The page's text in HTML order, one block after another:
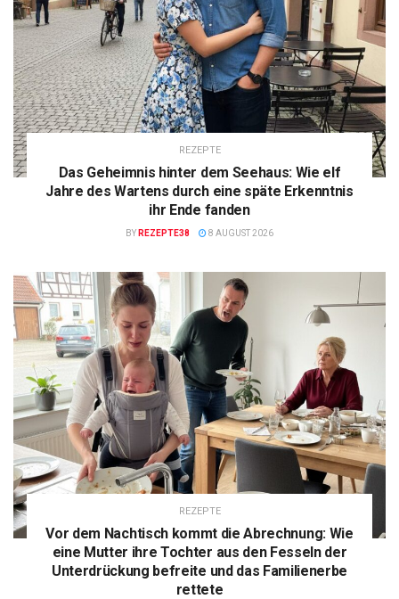
REZEPTE
Das Geheimnis hinter dem Seehaus: Wie elf
Jahre des Wartens durch eine späte Erkenntnis
ihr Ende fanden
BY REZEPTE38 8 AUGUST 2026
REZEPTE
Vor dem Nachtisch kommt die Abrechnung: Wie
eine Mutter ihre Tochter aus den Fesseln der
Unterdrückung befreite und das Familienerbe
rettete